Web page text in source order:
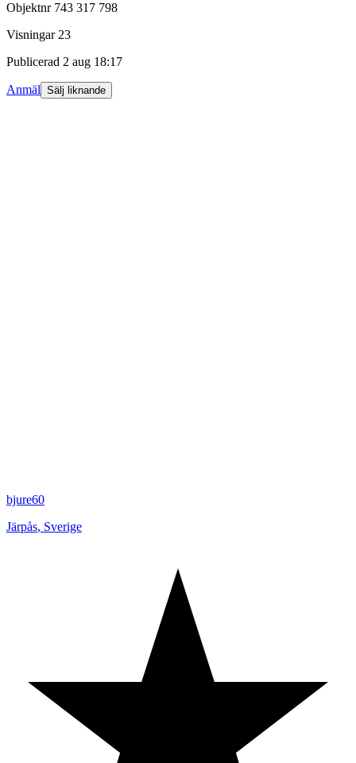
Objektnr 743 317 798
Visningar 23
Publicerad 2 aug 18:17
Anmäl Sälj liknande
bjure60
Järpås, Sverige